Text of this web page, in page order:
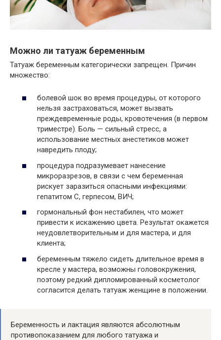
Можно ли татуаж беременным
Татуаж беременным категорически запрещен. Причин
множество:
болевой шок во время процедуры, от которого
нельзя застраховаться, может вызвать
преждевременные роды, кровотечения (в первом
триместре). Боль — сильный стресс, а
использование местных анестетиков может
навредить плоду;
процедура подразумевает нанесение
микроразрезов, в связи с чем беременная
рискует заразиться опасными инфекциями:
гепатитом C, герпесом, ВИЧ;
гормональный фон нестабилен, что может
привести к искажению цвета. Результат окажется
неудовлетворительным и для мастера, и для
клиента;
беременным тяжело сидеть длительное время в
кресле у мастера, возможны головокружения,
поэтому редкий дипломированный косметолог
согласится делать татуаж женщине в положении.
Беременность и лактация являются абсолютным
противопоказанием для любого татуажа и